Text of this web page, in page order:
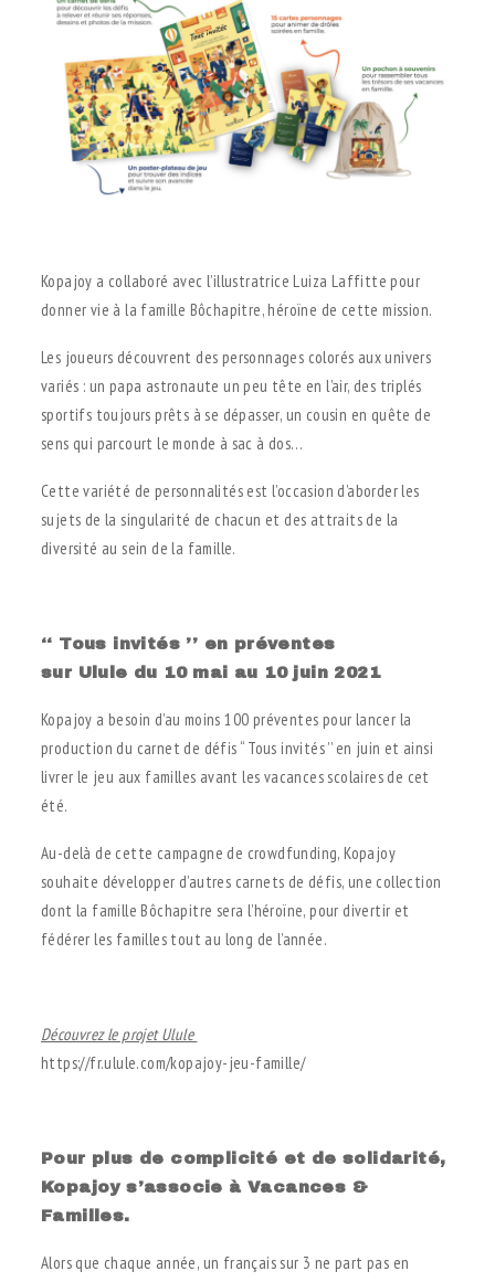
Kopajoy a collaboré avec l’illustratrice Luiza Laffitte pour
donner vie à la famille Bôchapitre, héroïne de cette mission.
Les joueurs découvrent des personnages colorés aux univers
variés : un papa astronaute un peu tête en l’air, des triplés
sportifs toujours prêts à se dépasser, un cousin en quête de
sens qui parcourt le monde à sac à dos…
Cette variété de personnalités est l’occasion d’aborder les
sujets de la singularité de chacun et des attraits de la
diversité au sein de la famille.
‘‘ Tous invités ’’ en préventes
sur Ulule du 10 mai au 10 juin 2021
Kopajoy a besoin d’au moins 100 préventes pour lancer la
production du carnet de défis ‘‘ Tous invités ’’ en juin et ainsi
livrer le jeu aux familles avant les vacances scolaires de cet
été.
Au-delà de cette campagne de crowdfunding, Kopajoy
souhaite développer d’autres carnets de défis, une collection
dont la famille Bôchapitre sera l’héroïne, pour divertir et
fédérer les familles tout au long de l’année.
Découvrez le projet Ulule
https://fr.ulule.com/kopajoy-jeu-famille/
Pour plus de complicité et de solidarité,
Kopajoy s’associe à Vacances &
Familles.
Alors que chaque année, un français sur 3 ne part pas en